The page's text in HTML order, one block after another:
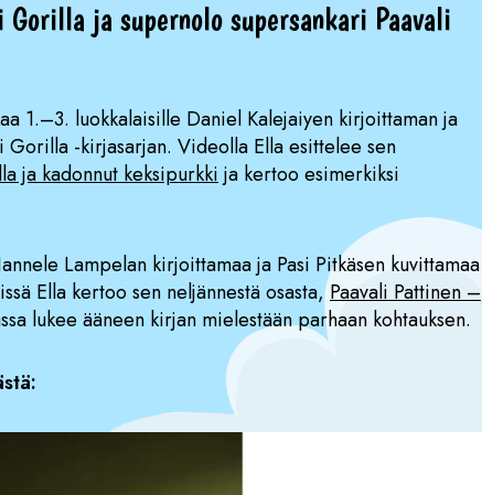
ja supernolo supersankari Paavali
1.–3. luokkalaisille Daniel Kalejaiyen kirjoittaman ja
Gorilla -kirjasarjan. Videolla Ella esittelee sen
ja kadonnut keksipurkkija kertoo esimerkiksi
Lampelan kirjoittamaa ja Pasi Pitkäsen kuvittamaa
Ella kertoo sen neljännestä osasta,Paavali Pattinen –
lukee ääneen kirjan mielestään parhaan kohtauksen.